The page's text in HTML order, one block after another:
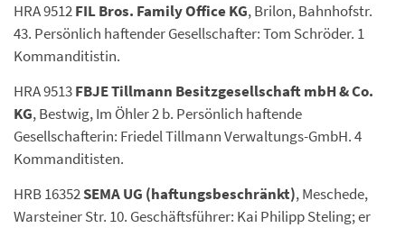
HRA 9512FIL Bros. Family Office KG, Brilon, Bahnhofstr.
43. Persönlich haftender Gesellschafter: Tom Schröder. 1
Kommanditistin.
HRA 9513FBJE Tillmann Besitzgesellschaft mbH & Co.
KG, Bestwig, Im Öhler 2 b. Persönlich haftende
Gesellschafterin: Friedel Tillmann Verwaltungs-GmbH. 4
Kommanditisten.
HRB 16352SEMA UG (haftungsbeschränkt), Meschede,
Warsteiner Str. 10. Geschäftsführer: Kai Philipp Steling; er